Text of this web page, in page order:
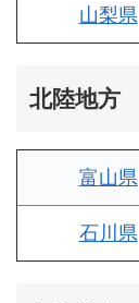
山梨県
北陸地方
富山県
石川県